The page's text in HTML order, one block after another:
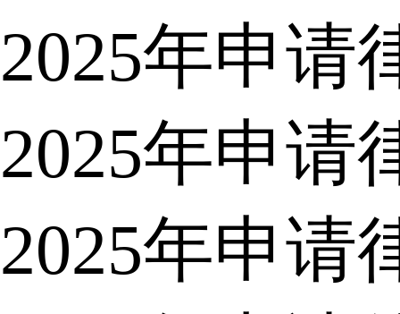
2025年申请
2025年申请
2025年申请